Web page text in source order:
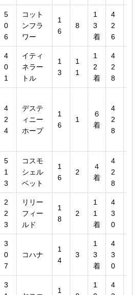
5
0
6
コット
ンフラ
ワー
1
6
8
1
3
着
4
2
6
4
0
1
イティ
ネラー
トル
1
3
1
1
1
2
着
4
2
8
4
2
4
デステ
ィニー
ホープ
1
6
1
６
着
4
2
8
5
1
3
コスモ
シェル
ベット
1
6
2
４
着
4
2
8
2
2
3
リリー
フィー
ルド
1
8
2
1
1
着
4
3
0
3
0
7
コハナ
1
4
3
1
3
着
4
3
0
3
1
1
4